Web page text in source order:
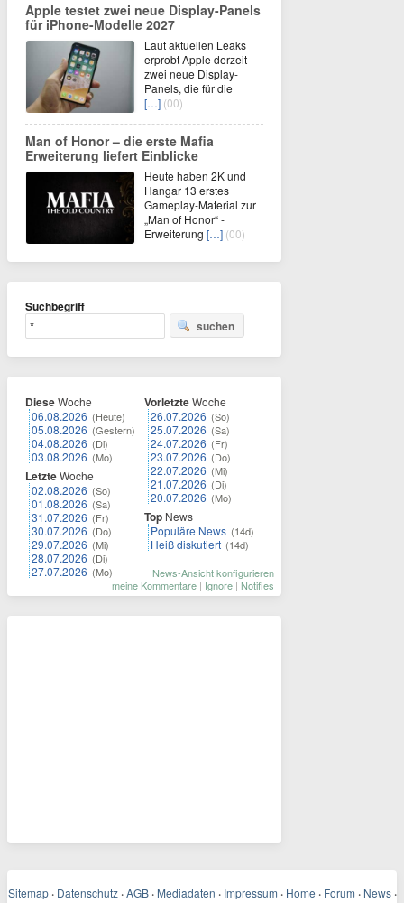
Apple testet zwei neue Display-Panels
für iPhone-Modelle 2027
Laut aktuellen Leaks
erprobt Apple derzeit
zwei neue Display-
Panels, die für die
[…] (00)
Man of Honor – die erste Mafia
Erweiterung liefert Einblicke
Heute haben 2K und
Hangar 13 erstes
Gameplay-Material zur
„Man of Honor“ -
Erweiterung […] (00)
Suchbegriff
suchen
DieseWoche
06.08.2026 (Heute)
05.08.2026 (Gestern)
04.08.2026 (Di)
03.08.2026 (Mo)
LetzteWoche
02.08.2026 (So)
01.08.2026 (Sa)
31.07.2026 (Fr)
30.07.2026 (Do)
29.07.2026 (Mi)
28.07.2026 (Di)
27.07.2026 (Mo)
VorletzteWoche
26.07.2026 (So)
25.07.2026 (Sa)
24.07.2026 (Fr)
23.07.2026 (Do)
22.07.2026 (Mi)
21.07.2026 (Di)
20.07.2026 (Mo)
Top News
Populäre News (14d)
Heiß diskutiert (14d)
News-Ansicht konfigurieren
meine Kommentare | Ignore | Notifies
Sitemap · Datenschutz · AGB · Mediadaten · Impressum · Home · Forum · News ·